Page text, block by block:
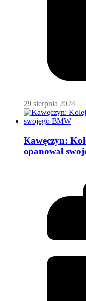
29 sierpnia 2024
Kawęczyn:
opanował